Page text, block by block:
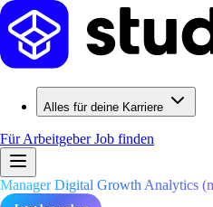
Alles für deine Karriere
Für ArbeitgeberJob finden
Manager Digital Growth Analytics